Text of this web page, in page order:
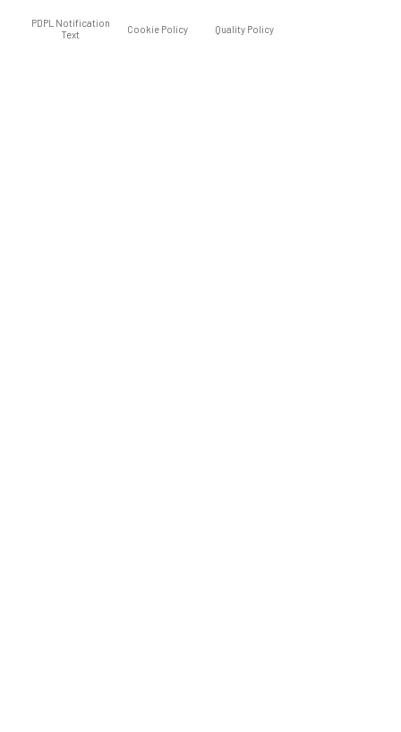
PDPL Notification
Text
Cookie Policy Quality Policy